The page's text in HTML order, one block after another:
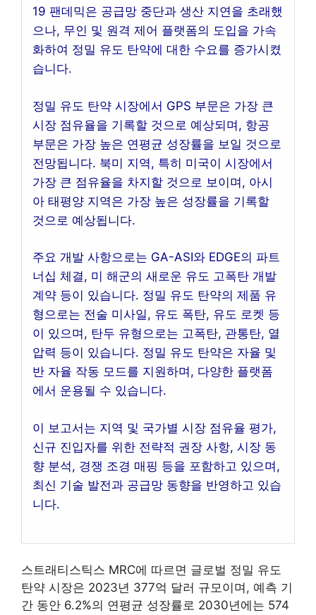
19 팬데믹은 공급망 중단과 생산 지연을 초래했
으나, 무인 및 원격 제어 플랫폼의 도입을 가속
화하여 정밀 유도 탄약에 대한 수요를 증가시켰
습니다.
정밀 유도 탄약 시장에서 GPS 부문은 가장 큰
시장 점유율을 기록할 것으로 예상되며, 항공
부문은 가장 높은 연평균 성장률을 보일 것으로
전망됩니다. 북미 지역, 특히 미국이 시장에서
가장 큰 점유율을 차지할 것으로 보이며, 아시
아 태평양 지역은 가장 높은 성장률을 기록할
것으로 예상됩니다.
주요 개발 사항으로는 GA-ASI와 EDGE의 파트
너십 체결, 미 해군의 새로운 유도 고폭탄 개발
계약 등이 있습니다. 정밀 유도 탄약의 제품 유
형으로는 전술 미사일, 유도 폭탄, 유도 로켓 등
이 있으며, 탄두 유형으로는 고폭탄, 관통탄, 열
압력 등이 있습니다. 정밀 유도 탄약은 자율 및
반 자율 작동 모드를 지원하며, 다양한 플랫폼
에서 운용될 수 있습니다.
이 보고서는 지역 및 국가별 시장 점유율 평가,
신규 진입자를 위한 전략적 권장 사항, 시장 동
향 분석, 경쟁 조경 매핑 등을 포함하고 있으며,
최신 기술 발전과 공급망 동향을 반영하고 있습
니다.
스트래티스틱스 MRC에 따르면 글로벌 정밀 유도
탄약 시장은 2023년 377억 달러 규모이며, 예측 기
간 동안 6.2%의 연평균 성장률로 2030년에는 574